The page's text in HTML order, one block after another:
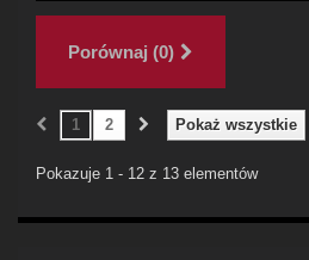
Porównaj (0)
Pokaż wszystkie
1 2
Pokazuje 1 - 12 z 13 elementów